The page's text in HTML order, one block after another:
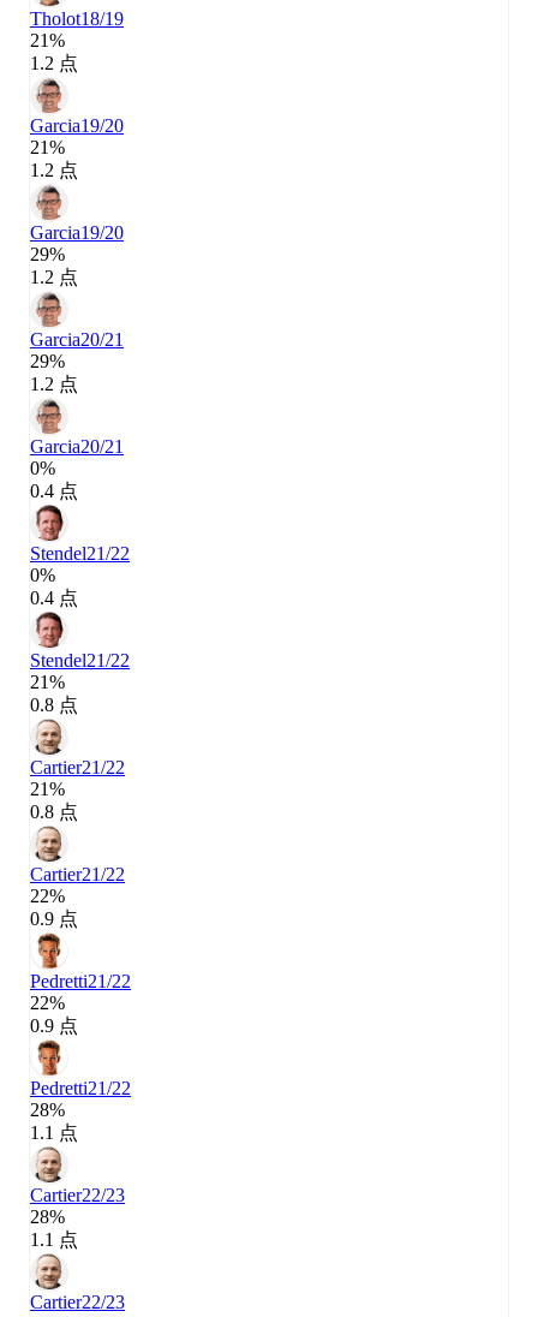
Tholot18/19
21%
1.2 点
Garcia19/20
21%
1.2 点
Garcia19/20
29%
1.2 点
Garcia20/21
29%
1.2 点
Garcia20/21
0%
0.4 点
Stendel21/22
0%
0.4 点
Stendel21/22
21%
0.8 点
Cartier21/22
21%
0.8 点
Cartier21/22
22%
0.9 点
Pedretti21/22
22%
0.9 点
Pedretti21/22
28%
1.1 点
Cartier22/23
28%
1.1 点
Cartier22/23